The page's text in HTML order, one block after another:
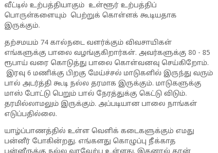
வீட்டில் உற்பத்தியாகும் உள்ளூர் உற்பத்திப்
பொருள்களையும் பெற்றுக் கொள்ளக் கூடியதாக
இருக்கும்.
தற்சமயம் 74 கால்நடை வளர்க்கும் விவசாயிகள்
எங்களுக்கு பாலை வழங்குகிறார்கள். அவர்களுக்கு 80 - 85
ரூபாய் வரை கொடுத்து பாலை கொள்வனவு செய்கிறோம்.
இரவு 6 மணிக்கு பிறகு மேய்ச்சல் மாடுகளில் இருந்து வரும்
பால் அடர்த்தி கூடி நல்ல தரமாக இருக்கும். மாடுகளுக்கு
மாஸ் போட்டு பெறும் பால் நேரத்துக்கு கெட்டு விடும்.
தரமில்லாமலும் இருக்கும். அப்படியான பாலை நாங்கள்
எடுப்பதில்லை.
யாழ்ப்பாணத்தில் உள்ள வெளிக் கடைகளுக்கும் எமது
பன்னீர் போகின்றது. எங்களது கொழுப்பு நீக்காத